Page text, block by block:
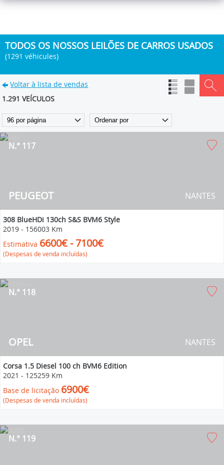
TODOS OS NOSSOS LEILÕES DE CARROS USADOS
(1291 véhicules)
Voltar à lista de vendas
1.291 VEÍCULOS
PEUGEOT
N.° 117
NANTES
308 BlueHDi 130ch S&S BVM6 Style
2019 - 156003 Km
Estimativa 6600€ - 7100€
(Despesas de venda incluídas)
OPEL
N.° 118
NANTES
Corsa 1.5 Diesel 100 ch BVM6 Edition
2021 - 125259 Km
Base de licitação 6900€
(Despesas de venda incluídas)
N.° 119